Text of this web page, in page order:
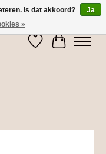
Verlanglijst
Is dat akkoord?
Ja
»